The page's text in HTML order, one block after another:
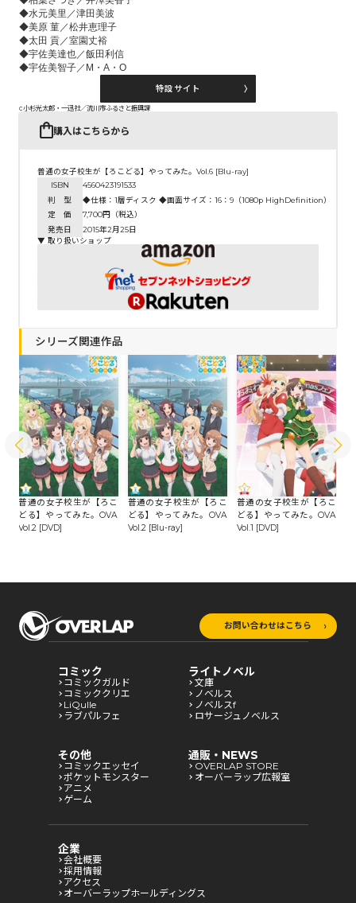
◆水元美里／津田美波
◆美原 菫／松井恵理子
◆太田 貢／室園丈裕
◆宇佐美達也／飯田利信
◆宇佐美智子／M・A・O
特設サイト
c小杉光太郎・一迅社／流川市ふるさと振興課
購入はこちらから
普通の女子校生が【ろこどる】やってみた。Vol.6 [Blu-ray]
ISBN
4560423191533
判 型
◆仕様：1層ディスク ◆画面サイズ：16：9（1080p HighDefinition）（一
定 価
7,700円（税込）
発売日
2015年2月25日
▼ 取り扱いショップ
シリーズ関連作品
普通の女子校生が【ろこ
どる】やってみた。OVA
Vol.2 [DVD]
普通の女子校生が【ろこ
どる】やってみた。OVA
Vol.2 [Blu-ray]
普通の女子校生が【ろこ
どる】やってみた。OVA
Vol.1 [DVD]
お問い合わせはこちら
コミック
コミックガルド
コミッククリエ
LiQulle
ラブパルフェ
ライトノベル
文庫
ノベルス
ノベルスf
ロサージュノベルス
その他
コミックエッセイ
ポケットモンスター
アニメ
ゲーム
通販・NEWS
OVERLAP STORE
オーバーラップ広報室
企業
会社概要
採用情報
アクセス
オーバーラップホールディングス